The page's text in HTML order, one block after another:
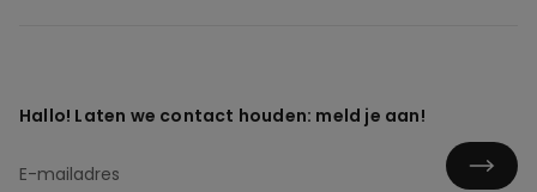
Hallo! Laten we contact houden: meld je aan!